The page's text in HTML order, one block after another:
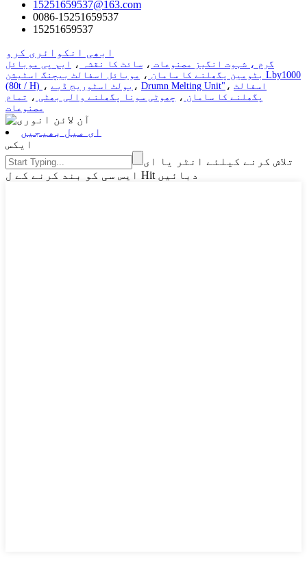
15251659537@163.com
0086-15251659537
15251659537
ابھی انکوائری کرو
گرم ، شہوت انگیز مصنوعات ، سائٹ کا نقشہ ،
ایم پی موبائل
بٹومین پگھلنے کا سامان ، موبائل اسفالٹ بیچنگ اسٹیشن Lby1000
(80t / H) ، بولٹ اسٹوریج ڈبے ، Drumn Melting Unit" ، اسفالٹ
پگھلنے کا سامان ، چھوٹی سونا پگھلنے والی بھٹی ، تمام
مصنوعات
ای میل بھیجیں
ایکس
تلاش کرنے کیلئے انٹر یا ای
ایس سی کو بند کرنے کے ل Hit دبائیں